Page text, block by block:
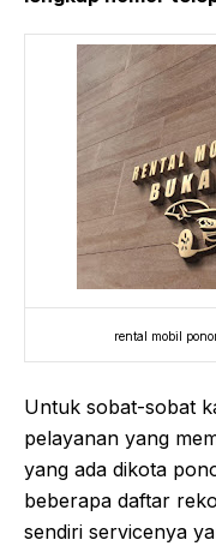
rental mobil
Untuk sobat-sobat
pelayanan yang
yang ada dikota
beberapa daftar
sendiri servicenya